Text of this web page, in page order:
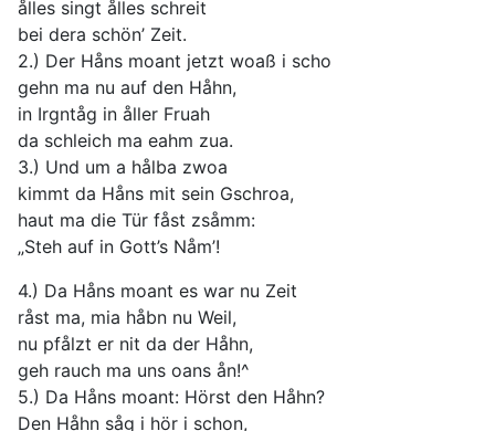
ålles singt ålles schreit
bei dera schön’ Zeit.
2.) Der Håns moant jetzt woaß i scho
gehn ma nu auf den Håhn,
in Irgntåg in åller Fruah
da schleich ma eahm zua.
3.) Und um a hålba zwoa
kimmt da Håns mit sein Gschroa,
haut ma die Tür fåst zsåmm:
„Steh auf in Gott’s Nåm’!
4.) Da Håns moant es war nu Zeit
råst ma, mia håbn nu Weil,
nu pfålzt er nit da der Håhn,
geh rauch ma uns oans ån!^
5.) Da Håns moant: Hörst den Håhn?
Den Håhn såg i hör i schon,